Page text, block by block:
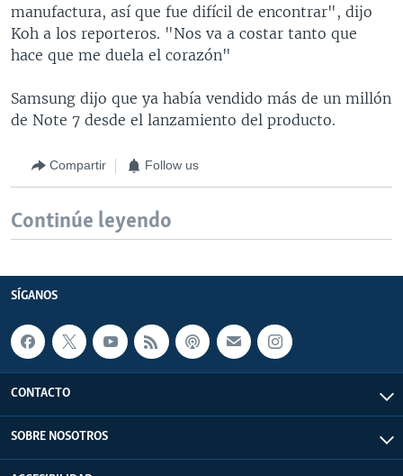
manufactura, así que fue difícil de encontrar", dijo
Koh a los reporteros. "Nos va a costar tanto que
hace que me duela el corazón"
Samsung dijo que ya había vendido más de un millón
de Note 7 desde el lanzamiento del producto.
Compartir Follow us
Continúe leyendo
SÍGANOS
CONTACTO
SOBRE NOSOTROS